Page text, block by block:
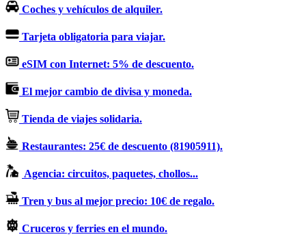
Coches y vehículos de alquiler.
Tarjeta obligatoria para viajar.
eSIM con Internet: 5% de descuento.
El mejor cambio de divisa y moneda.
Tienda de viajes solidaria.
Restaurantes: 25€ de descuento (81905911).
Agencia: circuitos, paquetes, chollos...
Tren y bus al mejor precio: 10€ de regalo.
Cruceros y ferries en el mundo.